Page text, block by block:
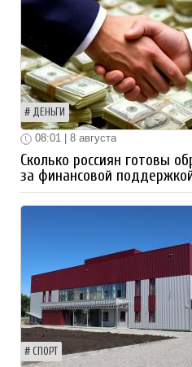
ДЕНЬГИ
08:01 | 8 августа
Сколько россиян готовы
за финансовой
СПОРТ